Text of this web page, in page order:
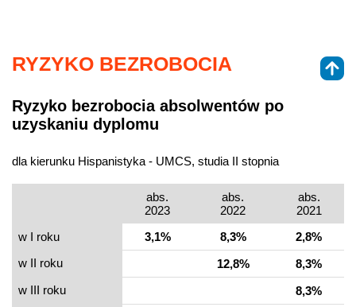
RYZYKO BEZROBOCIA
Ryzyko bezrobocia absolwentów po
uzyskaniu dyplomu
dla kierunku Hispanistyka - UMCS, studia II stopnia
abs.
2023
abs.
2022
abs.
2021
w I roku
3,1% 8,3%
2,8%
w II roku
12,8%
8,3%
w III roku
8,3%